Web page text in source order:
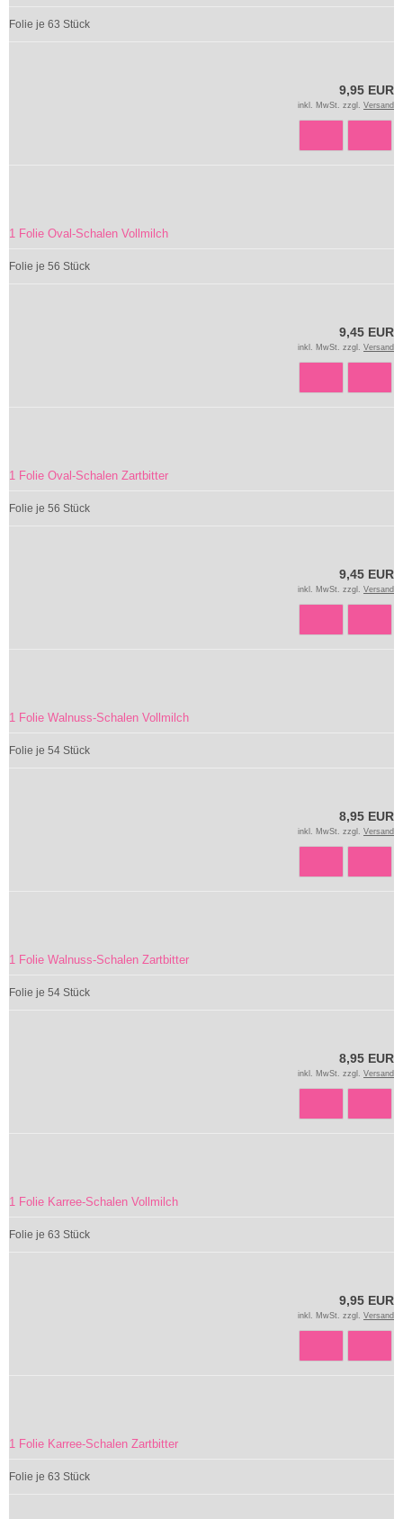
Folie je 63 Stück
9,95 EUR
inkl. MwSt. zzgl. Versand
1 Folie Oval-Schalen Vollmilch
Folie je 56 Stück
9,45 EUR
inkl. MwSt. zzgl. Versand
1 Folie Oval-Schalen Zartbitter
Folie je 56 Stück
9,45 EUR
inkl. MwSt. zzgl. Versand
1 Folie Walnuss-Schalen Vollmilch
Folie je 54 Stück
8,95 EUR
inkl. MwSt. zzgl. Versand
1 Folie Walnuss-Schalen Zartbitter
Folie je 54 Stück
8,95 EUR
inkl. MwSt. zzgl. Versand
1 Folie Karree-Schalen Vollmilch
Folie je 63 Stück
9,95 EUR
inkl. MwSt. zzgl. Versand
1 Folie Karree-Schalen Zartbitter
Folie je 63 Stück